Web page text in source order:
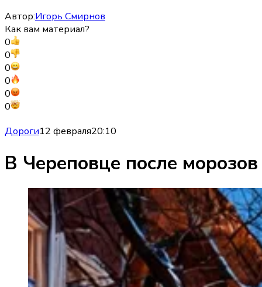
Автор:Игорь Смирнов
Как вам материал?
0
0
0
0
0
0
Дороги12 февраля20:10
В Череповце после